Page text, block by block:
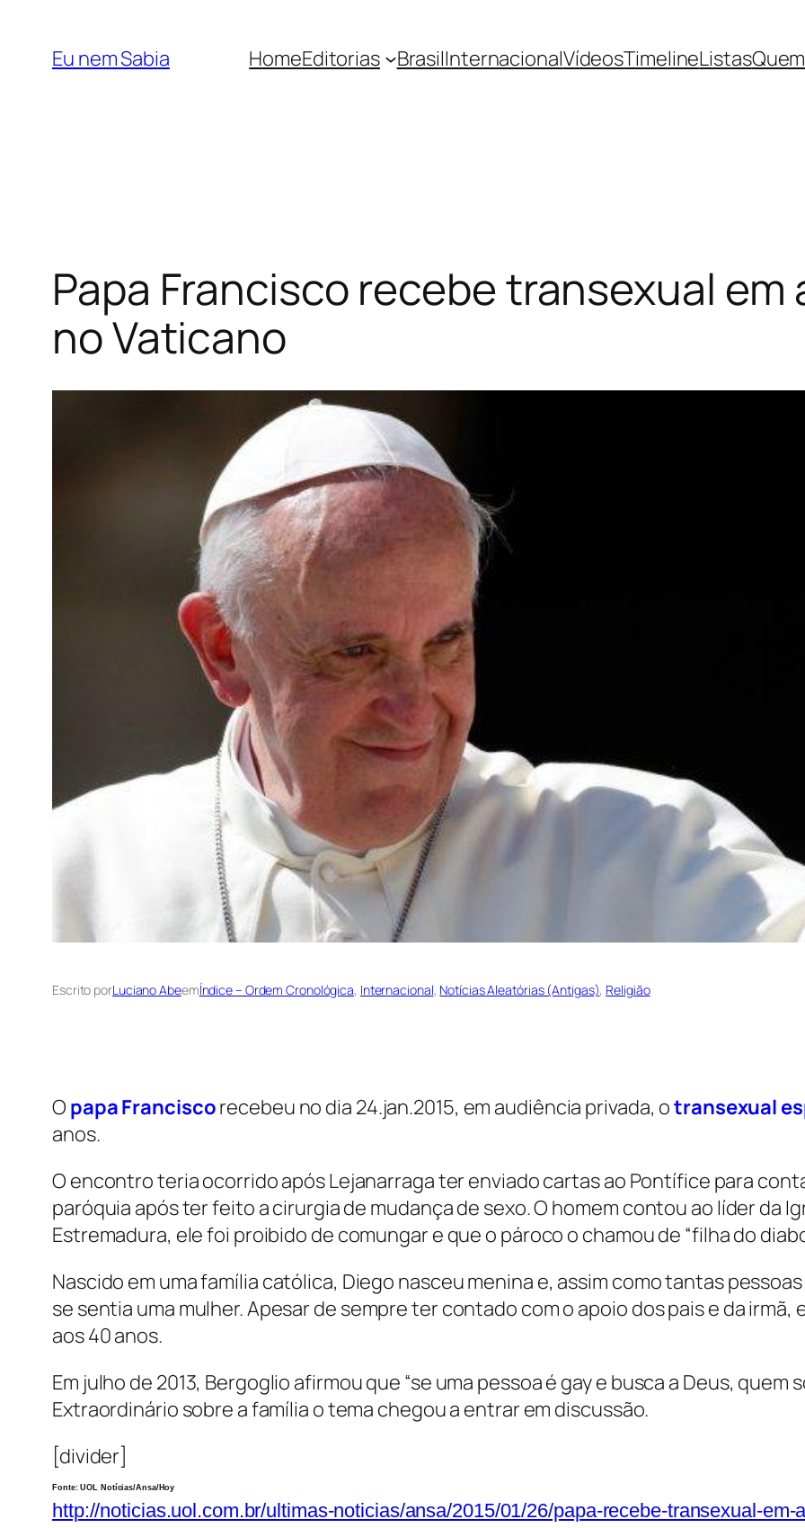
Eu nem Sabia HomeEditorias BrasilInternacionalVídeosTimelineListas
Papa Francisco recebe transexual
no Vaticano
Escrito porLuciano AbeemÍndice – Ordem Cronológica, Internacional, Notícias Aleatórias (Antigas), Religião
O papa Franciscorecebeu no dia 24.jan.2015, em audiência privada, otransexual
anos.
O encontro teria ocorrido após Lejanarraga ter enviado cartas ao Pontífice para
paróquia após ter feito a cirurgia de mudança de sexo. O homem contou ao líder da
Estremadura, ele foi proibido de comungar e que o pároco o chamou de “filha do
Nascido em uma família católica, Diego nasceu menina e, assim como tantas
se sentia uma mulher. Apesar de sempre ter contado com o apoio dos pais e da
aos 40 anos.
Em julho de 2013, Bergoglio afirmou que “se uma pessoa é gay e busca a Deus, quem
Extraordinário sobre a família o tema chegou a entrar em discussão.
[divider]
Fonte: UOL Notícias/Ansa/Hoy
http://noticias.uol.com.br/ultimas-noticias/ansa/2015/01/26/papa-recebe-transexual-